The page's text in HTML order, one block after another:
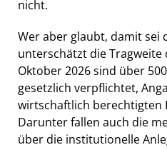
nicht.
Wer aber glaubt, damit sei
unterschätzt die Tragweite
Oktober 2026 sind über
gesetzlich verpflichtet,
wirtschaftlich berechtigten
Darunter fallen auch die
über die institutionelle